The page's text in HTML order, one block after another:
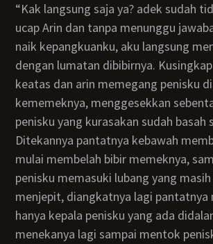
“kak langsung saja ya? adek sudah tidak tahan lagi”
ucap Arin dan tanpa menunggu
naik kepangkuanku, aku langsung
dengan lumatan dibibirnya.
keatas dan arin memegang penisku
kememeknya, menggesekkan
penisku yang kurasakan sudah basah
Ditekannya pantatnya kebawah membuat penisku
mulai membelah bibir memeknya,
penisku memasuki lubang yang
menjepit, diangkatnya lagi pantatnya
hanya kepala penisku yang ada
menekanya lagi sampai mentok